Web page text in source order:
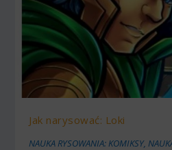
Jak narysować: Loki
NAUKA RYSOWANIA: KOMIKSY,